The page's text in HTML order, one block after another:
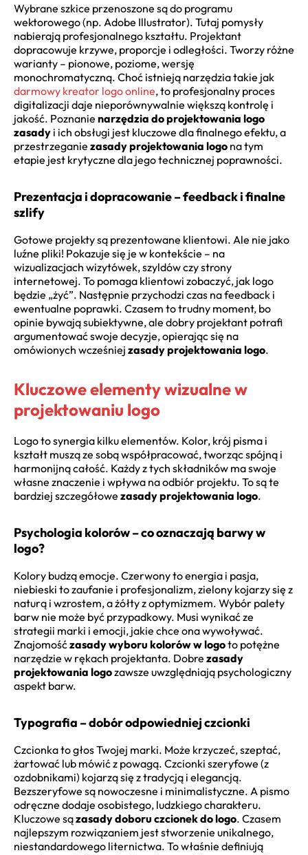
Wybrane szkice przenoszone są do programu
wektorowego (np. Adobe Illustrator). Tutaj pomysły
nabierają profesjonalnego kształtu. Projektant
dopracowuje krzywe, proporcje i odległości. Tworzy różne
warianty – pionowe, poziome, wersję
monochromatyczną. Choć istnieją narzędzia takie jak
darmowy kreator logo online, to profesjonalny proces
digitalizacji daje nieporównywalnie większą kontrolę i
jakość. Poznanie narzędzia do projektowania logo
zasady i ich obsługi jest kluczowe dla finalnego efektu, a
przestrzeganie zasady projektowania logo na tym
etapie jest krytyczne dla jego technicznej poprawności.
Prezentacja i dopracowanie – feedback i finalne
szlify
Gotowe projekty są prezentowane klientowi. Ale nie jako
luźne pliki! Pokazuje się je w kontekście – na
wizualizacjach wizytówek, szyldów czy strony
internetowej. To pomaga klientowi zobaczyć, jak logo
będzie „żyć”. Następnie przychodzi czas na feedback i
ewentualne poprawki. Czasem to trudny moment, bo
opinie bywają subiektywne, ale dobry projektant potrafi
argumentować swoje decyzje, opierając się na
omówionych wcześniej zasady projektowania logo.
Kluczowe elementy wizualne w
projektowaniu logo
Logo to synergia kilku elementów. Kolor, krój pisma i
kształt muszą ze sobą współpracować, tworząc spójną i
harmonijną całość. Każdy z tych składników ma swoje
własne znaczenie i wpływa na odbiór projektu. To są te
bardziej szczegółowe zasady projektowania logo.
Psychologia kolorów – co oznaczają barwy w
logo?
Kolory budzą emocje. Czerwony to energia i pasja,
niebieski to zaufanie i profesjonalizm, zielony kojarzy się z
naturą i wzrostem, a żółty z optymizmem. Wybór palety
barw nie może być przypadkowy. Musi wynikać ze
strategii marki i emocji, jakie chce ona wywoływać.
Znajomośćzasady wyboru kolorów w logoto potężne
narzędzie w rękach projektanta. Dobre zasady
projektowania logozawsze uwzględniają psychologiczny
aspekt barw.
Typografia – dobór odpowiedniej czcionki
Czcionka to głos Twojej marki. Może krzyczeć, szeptać,
żartować lub mówić z powagą. Czcionki szeryfowe (z
ozdobnikami) kojarzą się z tradycją i elegancją.
Bezszeryfowe są nowoczesne i minimalistyczne. A pismo
odręczne dodaje osobistego, ludzkiego charakteru.
Kluczowe sązasady doboru czcionek do logo. Czasem
najlepszym rozwiązaniem jest stworzenie unikalnego,
niestandardowego liternictwa. To właśnie definiują